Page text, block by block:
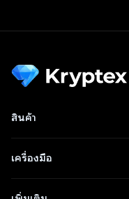
สินค้า
เครื่องมือ